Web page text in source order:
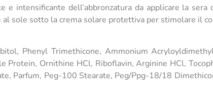
intensificante dell’abbronzatura da applicare la
sole sotto la crema solare protettiva per stimolare il
Phenyl Trimethicone, Ammonium
Protein, Ornithine HCl, Riboflavin, Arginine HCl,
Parfum, Peg-100 Stearate, Peg/Ppg-18/18